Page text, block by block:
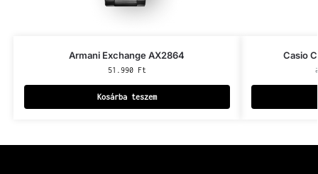
Armani Exchange AX2864
51.990 Ft
Kosárba teszem
Casio